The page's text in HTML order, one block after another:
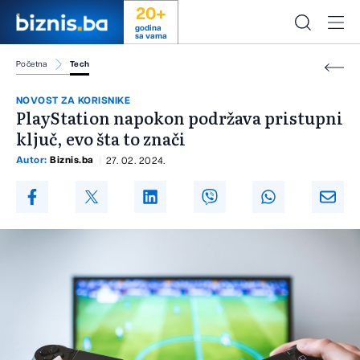
20+
godina
sa vama
Početna Tech
NOVOST ZA KORISNIKE
PlayStation napokon podržava pristupni
ključ, evo šta to znači
Autor: Biznis.ba 27. 02. 2024.